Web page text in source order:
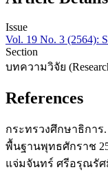
Issue
Vol. 19 No. 3 (2564):
Section
บทความวิจัย
References
กระทรวงศึกษาธิการ
พื้นฐานพุทธศักราช
แจ่มจันทร์ ศรีอรุณรัศ